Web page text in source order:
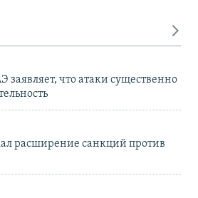
заявляет, что атаки существенно
расширение санкций против